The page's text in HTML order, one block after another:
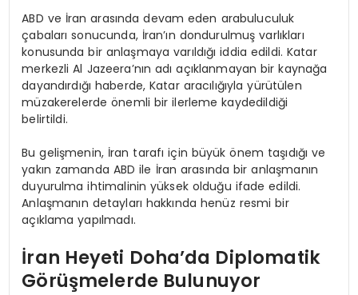
ABD ve İran arasında devam eden arabuluculuk
çabaları sonucunda, İran’ın dondurulmuş varlıkları
konusunda bir anlaşmaya varıldığı iddia edildi. Katar
merkezli Al Jazeera’nın adı açıklanmayan bir kaynağa
dayandırdığı haberde, Katar aracılığıyla yürütülen
müzakerelerde önemli bir ilerleme kaydedildiği
belirtildi.
Bu gelişmenin, İran tarafı için büyük önem taşıdığı ve
yakın zamanda ABD ile İran arasında bir anlaşmanın
duyurulma ihtimalinin yüksek olduğu ifade edildi.
Anlaşmanın detayları hakkında henüz resmi bir
açıklama yapılmadı.
İran Heyeti Doha’da Diplomatik
Görüşmelerde Bulunuyor